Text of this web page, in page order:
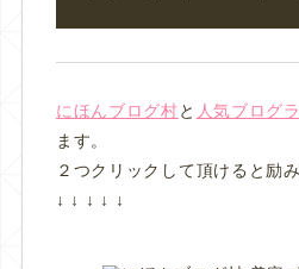
にほんブログ村と 人気ブログ
ます。
２つクリックして頂けると励
↓ ↓ ↓ ↓ ↓